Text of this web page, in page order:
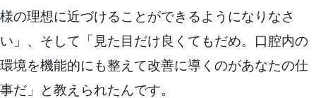
様の理想に近づけることができるようになりなさ
い」、そして「見た目だけ良くてもだめ。口腔内の
環境を機能的にも整えて改善に導くのがあなたの仕
事だ」と教えられたんです。